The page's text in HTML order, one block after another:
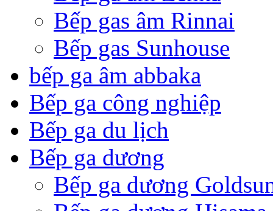
Bếp gas âm Rinnai
Bếp gas Sunhouse
bếp ga âm abbaka
Bếp ga công nghiệp
Bếp ga du lịch
Bếp ga dương
Bếp ga dương